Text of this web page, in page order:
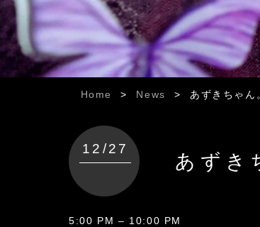
Home > News > あずきちゃん
12/27
あずき
あ
5:00 PM – 10:00 PM